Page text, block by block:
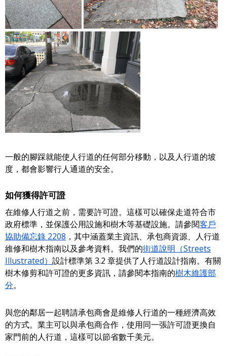
一般的腳踩就能使人行道的任何部分移動，以及人行道的坡
度，都會影響行人通道的安全。
如何獲得許可證
在維修人行道之前，需要許可證。這樣可以確保走道符合市
政府標準，並保護公用設施和樹木等基礎設施。請參閱客戶
協助備忘錄 2208 ，其中涵蓋業主資訊、承包商資源、人行道
維修和樹木指南以及參考資料。我們的街道說明（Streets
Illustrated） 設計標準第 3.2 章提供了人行道設計指南。有關
樹木修剪和許可證的更多資訊，請參閱本指南的樹木維護部
分。
與您的鄰居一起聘請承包商會是維修人行道的一種經濟高效
的方式。業主可以與承包商合作，使用同一張許可證更換自
家門前的人行道，這樣可以節省數千美元。